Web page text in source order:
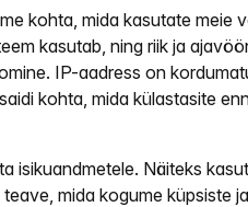
kohta, mida kasutate meie
kasutab, ning riik ja
IP-aadress on
kohta, mida külastasite
isikuandmetele. Näiteks
mida kogume küpsiste